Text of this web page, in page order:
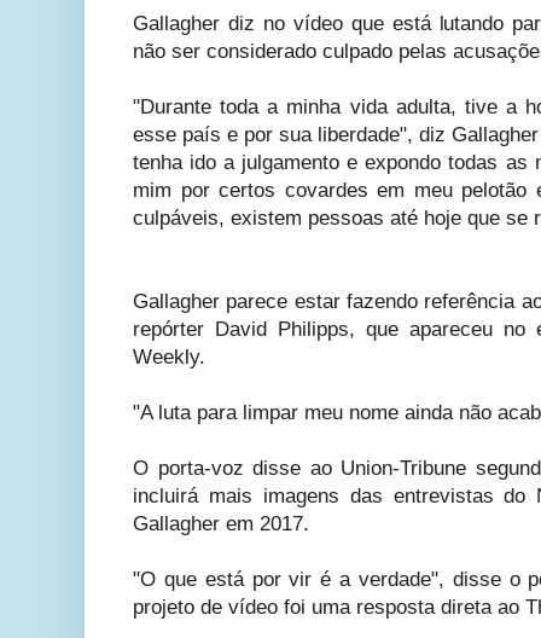
Gallagher diz no vídeo que está lutando
não ser considerado culpado pelas
"Durante toda a minha vida adulta, tive a
esse país e por sua liberdade", diz
tenha ido a julgamento e expondo todas as
mim por certos covardes em meu pelotão
culpáveis, existem pessoas até hoje que se
Gallagher parece estar fazendo referência
repórter David Philipps, que apareceu no
Weekly.
"A luta para limpar meu nome ainda não
O porta-voz disse ao Union-Tribune
incluirá mais imagens das entrevistas do
Gallagher em 2017.
"O que está por vir é a verdade", disse o
projeto de vídeo foi uma resposta direta ao